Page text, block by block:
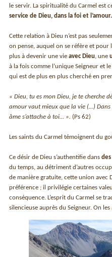
le servir. La spiritualité du Carmel est
service de Dieu, dans la foi et l’amour.
Cette relation à Dieu n’est pas
on pense, auquel on se réfère et pour
plus à devenir une vieavec Dieu, une
à la fois comme l’unique Seigneur et
qui est de plus en plus cherché en
« Dieu, tu es mon Dieu, je te cherche
amour vaut mieux que la vie (…)
âme s’attache à toi… ». (Ps 62)
Les saints du Carmel témoignent du
Ce désir de Dieu s’authentifie dans
du temps, au détriment d’autres
de manière gratuite, cette union avec
préférence ; il privilégie certaines
conséquence. L’esprit du Carmel se
silencieuse auprès du Seigneur. On